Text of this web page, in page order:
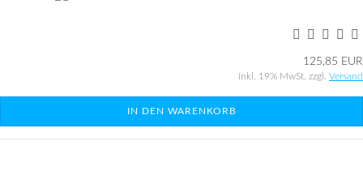
125,85 EUR
inkl. 19% MwSt. zzgl. Versand
IN DEN WARENKORB